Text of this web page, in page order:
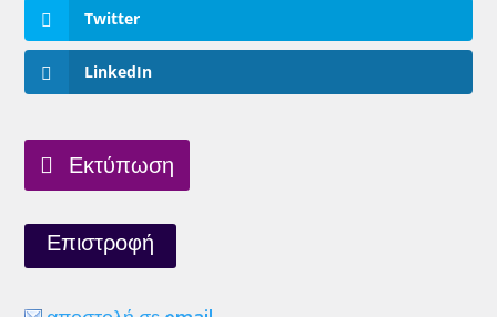
Twitter
LinkedIn
Εκτύπωση
Επιστροφή